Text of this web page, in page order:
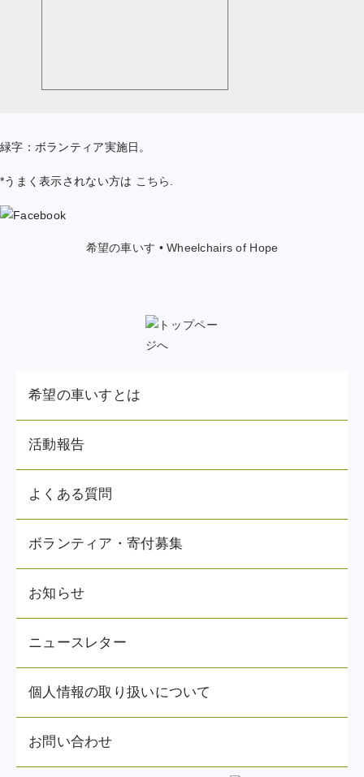
緑字：ボランティア実施日。
*うまく表示されない方は こちら
希望の車いす • Wheelchairs of Hope
希望の車いすとは
活動報告
よくある質問
ボランティア・寄付募集
お知らせ
ニュースレター
個人情報の取り扱いについて
お問い合わせ